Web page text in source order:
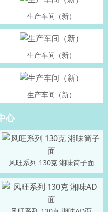
生产车间（新）
生产车间（新）
生产车间（新）
心
风旺系列 130克 湘味筒子面